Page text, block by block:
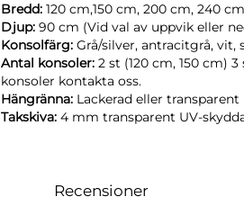
Bredd:120 cm,150 cm, 200 cm, 240
Djup:90 cm (Vid val av uppvik eller
Konsolfärg:Grå/silver, antracitgrå, vit,
Antal konsoler:2 st (120 cm, 150 cm)
konsoler kontakta oss.
Hängränna:Lackerad eller
Takskiva:4 mm transparent UV-
Recensioner